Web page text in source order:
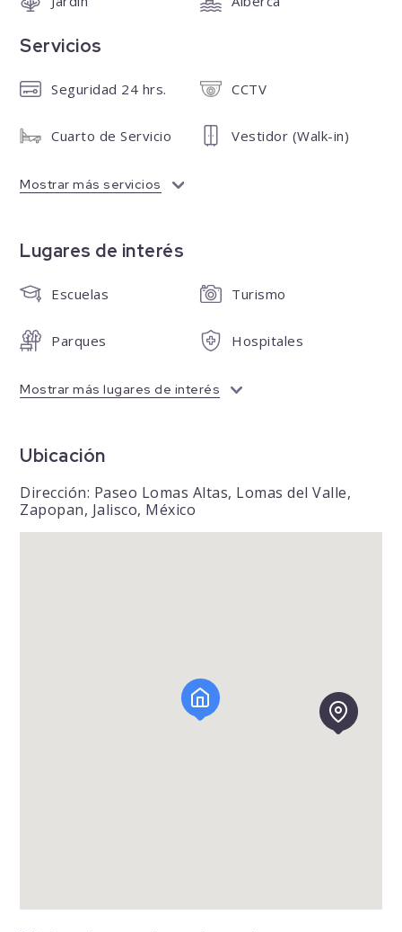
Servicios
Seguridad 24 hrs. CCTV
Cuarto de Servicio Vestidor (Walk-in)
Mostrar más servicios
Lugares de interés
Escuelas Turismo
Parques Hospitales
Mostrar más lugares de interés
Ubicación
Dirección: Paseo Lomas Altas, Lomas del Valle,
Zapopan, Jalisco, México